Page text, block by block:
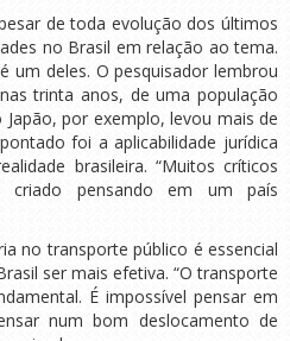
de toda evolução dos últimos
no Brasil em relação ao tema.
um deles. O pesquisador lembrou
trinta anos, de uma população
por exemplo, levou mais de
foi a aplicabilidade jurídica
brasileira. “Muitos críticos
pensando em um país
no transporte público é essencial
ser mais efetiva. “O transporte
É impossível pensar em
num bom deslocamento de